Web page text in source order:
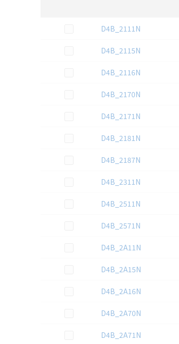
この資料を選択
D4B_2111N
この資料を選択
D4B_2115N
この資料を選択
D4B_2116N
この資料を選択
D4B_2170N
この資料を選択
D4B_2171N
この資料を選択
D4B_2181N
この資料を選択
D4B_2187N
この資料を選択
D4B_2311N
この資料を選択
D4B_2511N
この資料を選択
D4B_2571N
この資料を選択
D4B_2A11N
この資料を選択
D4B_2A15N
この資料を選択
D4B_2A16N
この資料を選択
D4B_2A70N
この資料を選択
D4B_2A71N